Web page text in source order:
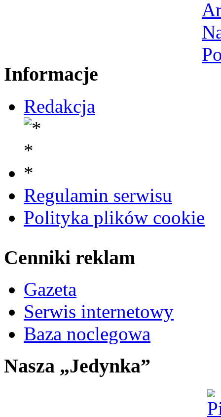
Informacje
Redakcja
Regulamin serwisu
Polityka plików cookie
Cenniki reklam
Gazeta
Serwis internetowy
Baza noclegowa
Nasza „Jedynka”